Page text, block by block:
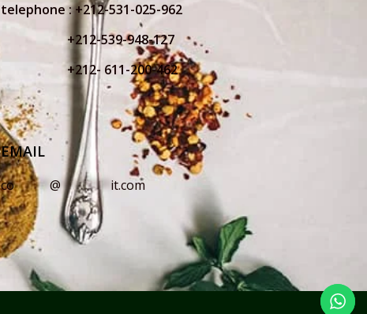
telephone :+212-531-025-962
+212-539-948-127
+212- 611-200-462
EMAIL
co*****@ ******* it.com